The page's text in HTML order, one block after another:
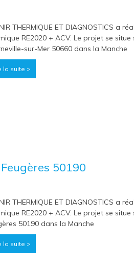
THERMIQUE ET DIAGNOSTICS a
RE2020 + ACV. Le projet se
sur-Mer 50660 dans la Manche
la suite >
50190
THERMIQUE ET DIAGNOSTICS a
RE2020 + ACV. Le projet se
50190 dans la Manche
la suite >